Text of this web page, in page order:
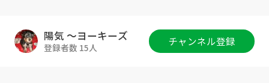
陽気 ～ヨーキーズ
登録者数 15人
チャンネル登録